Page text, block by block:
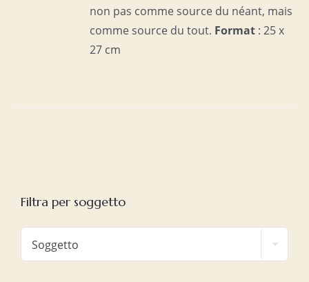
non pas comme source du néant, mais
comme source du tout. Format : 25 x
27 cm
Filtra per soggetto
Soggetto